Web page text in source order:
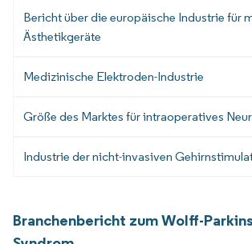
Bericht über die europäische Industrie für
Ästhetikgeräte
Medizinische Elektroden-Industrie
Größe des Marktes für intraoperatives
Industrie der nicht-invasiven
Branchenbericht zum Wolff-